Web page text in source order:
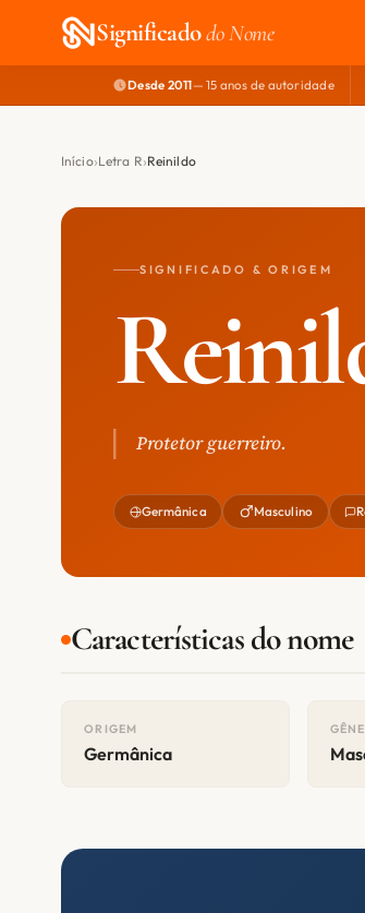
Significadodo Nome
Desde 2011— 15 anos de autoridade
Início Letra R Reinildo
SIGNIFICADO & ORIGEM
Protetor guerreiro.
Germânica Masculino
Características do nome
ORIGEM
Germânica